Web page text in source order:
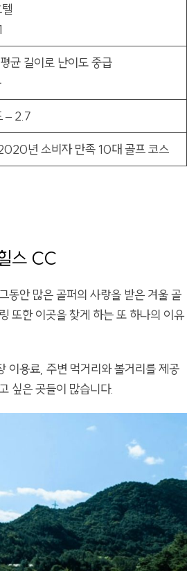
균 길이로 난이도 중급
– 2.7
년 소비자 만족 10대 골프 코스
스 CC
안 많은 골퍼의 사랑을 받은 겨울 골
또한 이곳을 찾게 하는 또 하나의 이유
이용료, 주변 먹거리와 볼거리를 제공
싶은 곳들이 많습니다.